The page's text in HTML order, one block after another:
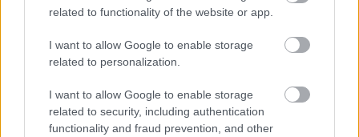
related to functionality of the website or app.
I want to allow Google to enable storage
related to personalization.
I want to allow Google to enable storage
related to security, including authentication
functionality and fraud prevention, and other
vagy Bálin nap. Az viszont tény, hogy egyre többen
ünneplik és őszintén szólva nem látok benne semmi
hozzánk közel állókat megajándékozzunk egy kis
aprósággal, ami lehet egy szív…